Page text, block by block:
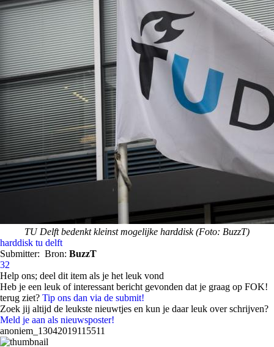
TU Delft bedenkt kleinst mogelijke harddisk (Foto: BuzzT)
harddisk tu delft
Submitter: Bron: BuzzT
32
Help ons; deel dit item als je het leuk vond
Heb je een leuk of interessant bericht gevonden dat je graag op FOK!
terug ziet? Tip ons dan via de submit!
Zoek jij altijd de leukste nieuwtjes en kun je daar leuk over schrijven?
Meld je aan als nieuwsposter!
anoniem_13042019115511